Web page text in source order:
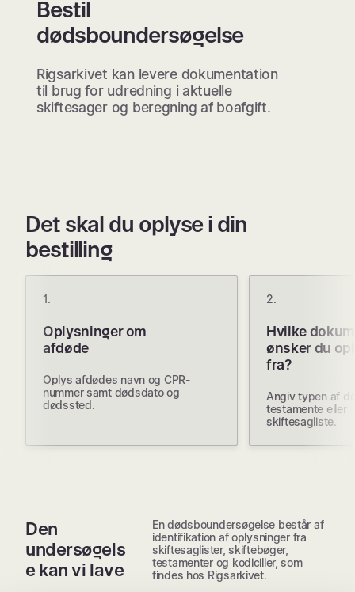
Bestil
dødsboundersøgelse
Rigsarkivet kan levere dokumentation
til brug for udredning i aktuelle
skiftesager og beregning af boafgift.
Det skal du oplyse i din
bestilling
1.
Oplysninger om
afdøde
Oplys afdødes navn og CPR-
nummer samt dødsdato og
dødssted.
2.
Hvilke
ønsker du
fra?
Angiv typen af
testamente eller
skiftesagliste.
Den
undersøgels
e kan vi lave
En dødsboundersøgelse består af
identifikation af oplysninger fra
skiftesaglister, skiftebøger,
testamenter og kodiciller, som
findes hos Rigsarkivet.